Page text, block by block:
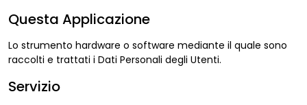
Questa Applicazione
Lo strumento hardware o software mediante il quale sono
raccolti e trattati i Dati Personali degli Utenti.
Servizio